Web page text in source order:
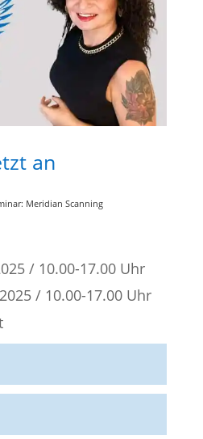
an
Meridian Scanning
/ 10.00-17.00 Uhr
/ 10.00-17.00 Uhr